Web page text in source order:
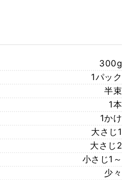
300g
1パック
半束
1本
1かけ
大さじ1
大さじ2
小さじ1～
少々